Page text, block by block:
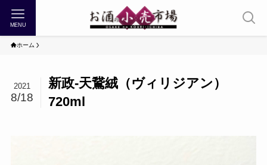
MENU
ホーム
新政-天鵞絨（ヴィリジアン）
720ml
2021
8/18